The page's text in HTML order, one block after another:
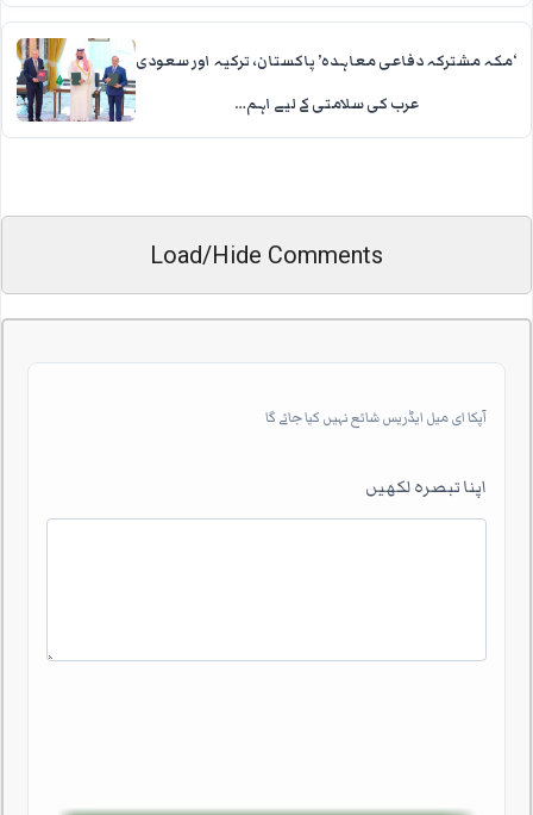
‘مکہ مشترکہ دفاعی معاہدہ’ پاکستان، ترکیہ اور سعودی
عرب کی سلامتی کے لیے اہم…
Load/Hide Comments
آپکا ای میل ایڈریس شائع نہیں کیا جائے گا
اپنا تبصرہ لکھیں